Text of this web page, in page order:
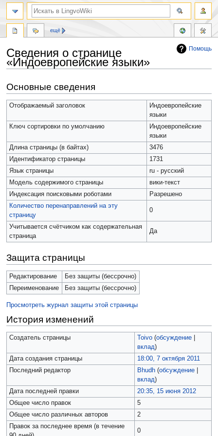
Помощь
Сведения о странице
«Индоевропейские языки»
к
навигации
к
поиску
Основные сведения
Отображаемый заголовок
Индоевропейские
языки
Ключ сортировки по умолчанию
Индоевропейские
языки
Длина страницы (в байтах)
3476
Идентификатор страницы
1731
Язык страницы
ru - русский
Модель содержимого страницы
вики-текст
Индексация поисковыми роботами
Разрешено
Количество перенаправлений на эту
страницу
0
Учитывается счётчиком как содержательная
страница
Да
Защита страницы
Редактирование
Без защиты (бессрочно)
Переименование
Без защиты (бессрочно)
Просмотреть журнал защиты этой страницы
История изменений
Создатель страницы Toivo (обсуждение|
вклад)
Дата создания страницы
18:00, 7 октября 2011
Последний редактор
Bhudh (обсуждение|
вклад)
Дата последней правки
20:35, 15 июня 2012
Общее число правок
5
Общее число различных авторов
2
Правок за последнее время (в течение
0
ещё